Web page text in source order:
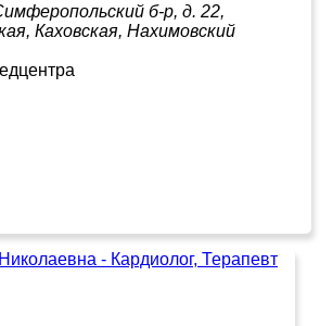
б-р, д. 22,
Каховская, Нахимовский
- Кардиолог, Терапевт